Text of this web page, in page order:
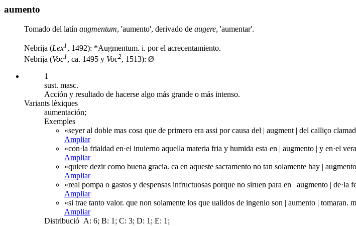
aumento
Tomado del latín augmentum, 'aumento', derivado de augere, 'aumentar'.
Nebrija (Lex1 , 1492): *Augmentum. i. por el acrecentamiento.
Nebrija (Voc1 , ca. 1495 y Voc2, 1513): Ø
1
sust. masc.
Acción y resultado de hacerse algo más grande o más intenso.
Variants lèxiques
aumentación;
Exemples
«seyer al doble mas cosa que de primero era assi por causa del | augment | del calliço
Ampliar
«con·la frialdad en·el inuierno aquella materia fria y humida esta en | augmento | y en·el
Ampliar
«quiere dezir como buena gracia. ca en aqueste sacramento no tan solamente hay |
Ampliar
«real pompa o gastos y despensas infructuosas porque no siruen para en | augmento |
Ampliar
«si trae tanto valor. que non solamente los que ualidos de ingenio son | aumento |
Ampliar
Distribució A: 6; B: 1; C: 3; D: 1; E: 1;